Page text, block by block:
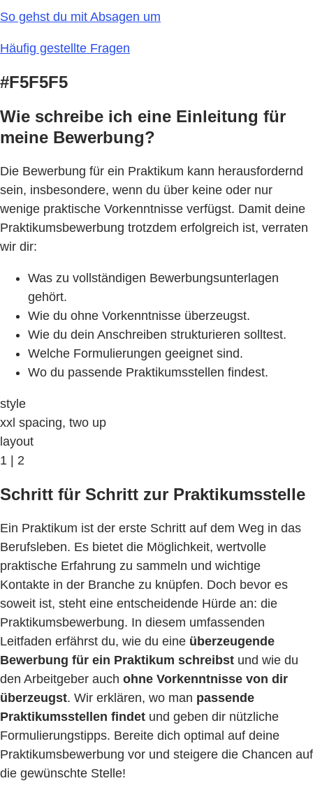
So gehst du mit Absagen um
Häufig gestellte Fragen
#F5F5F5
Wie schreibe ich eine Einleitung für
meine Bewerbung?
Die Bewerbung für ein Praktikum kann herausfordernd
sein, insbesondere, wenn du über keine oder nur
wenige praktische Vorkenntnisse verfügst. Damit deine
Praktikumsbewerbung trotzdem erfolgreich ist, verraten
wir dir:
Was zu vollständigen Bewerbungsunterlagen
gehört.
Wie du ohne Vorkenntnisse überzeugst.
Wie du dein Anschreiben strukturieren solltest.
Welche Formulierungen geeignet sind.
Wo du passende Praktikumsstellen findest.
style
xxl spacing, two up
layout
1 | 2
Schritt für Schritt zur Praktikumsstelle
Ein Praktikum ist der erste Schritt auf dem Weg in das
Berufsleben. Es bietet die Möglichkeit, wertvolle
praktische Erfahrung zu sammeln und wichtige
Kontakte in der Branche zu knüpfen. Doch bevor es
soweit ist, steht eine entscheidende Hürde an: die
Praktikumsbewerbung. In diesem umfassenden
Leitfaden erfährst du, wie du eine überzeugende
Bewerbung für ein Praktikum schreibst und wie du
den Arbeitgeber auch ohne Vorkenntnisse von dir
überzeugst. Wir erklären, wo man passende
Praktikumsstellen findet und geben dir nützliche
Formulierungstipps. Bereite dich optimal auf deine
Praktikumsbewerbung vor und steigere die Chancen auf
die gewünschte Stelle!